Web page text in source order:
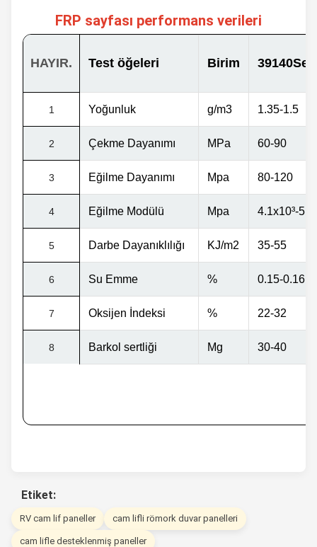
FRP sayfası performans verileri
HAYIR. Test öğeleri Birim
1 Yoğunluk g/m3 1.35-1.5
2 Çekme Dayanımı MPa 60-90
3 Eğilme Dayanımı Mpa 80-120
4 Eğilme Modülü Mpa 4.1x10³-
5 Darbe Dayanıklılığı KJ/m2 35-55
6 Su Emme % 0.15-0.16
7 Oksijen İndeksi % 22-32
8 Barkol sertliği Mg 30-40
Etiket:
RV cam lif paneller cam lifli römork duvar panelleri
cam lifle desteklenmiş paneller